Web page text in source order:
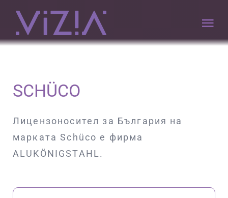
съдържанието
КОМПАНИЯТА
VIZIA.PRO CARE
SCHÜCO
Лицензоносител за България на
марката Schüco е фирма
ALUKÖNIGSTAHL.